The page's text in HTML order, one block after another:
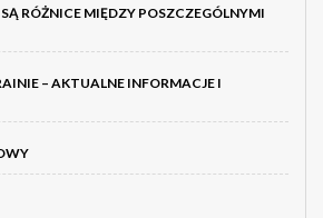
RÓŻNICE MIĘDZY POSZCZEGÓLNYMI
– AKTUALNE INFORMACJE I